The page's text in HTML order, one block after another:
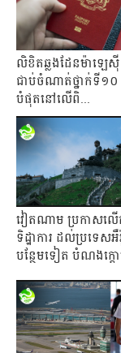
លិខិតឆ្លងដែនម៉ាឡេស៊ី
ជាប់ចំណាត់ថ្នាក់ទី១០
បំផុតនៅលើពិ...
វៀតណាម ប្រកាសលើ
ទិដ្ឋាការ ដល់ប្រទេស
បន្ថែមទៀត បំណងក្ត